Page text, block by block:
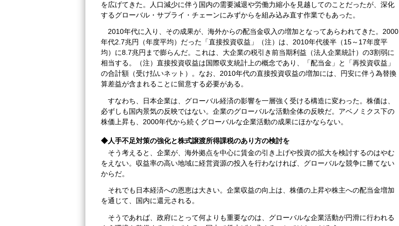
を広げてきた。人口減少に伴う国内の需要減退や労働力縮小を見越してのことだったが、深化
するグローバル・サプライ・チェーンにみずからを組み込み直す作業でもあった。
2010年代に入り、その成果が、海外からの配当金収入の増加となってあらわれてきた。2000
年代2.7兆円（年度平均）だった「直接投資収益」（注）は、2010年代後半（15～17年度平
均）に8.7兆円まで膨らんだ。これは、大企業の税引き前当期利益（法人企業統計）の3割弱に
相当する。（注）直接投資収益は国際収支統計上の概念であり、「配当金」と「再投資収益」
の合計額（受け払いネット）。なお、2010年代の直接投資収益の増加には、円安に伴う為替換
算差益が含まれることに留意する必要がある。
すなわち、日本企業は、グローバル経済の影響を一層強く受ける構造に変わった。株価は、
必ずしも国内景気の反映ではない。企業のグローバルな活動全体の反映だ。アベノミクス下の
株価上昇も、2000年代から続くグローバルな企業活動の成果にほかならない。
◆人手不足対策の強化と株式譲渡所得課税のあり方の検討を
そう考えると、企業が、海外拠点を中心に賃金の引き上げや投資の拡大を検討するのはやむ
をえない。収益率の高い地域に経営資源の投入を行わなければ、グローバルな競争に勝てない
からだ。
それでも日本経済への恩恵は大きい。企業収益の向上は、株価の上昇や株主への配当金増加
を通じて、国内に還元される。
そうであれば、政府にとって何よりも重要なのは、グローバルな企業活動が円滑に行われる